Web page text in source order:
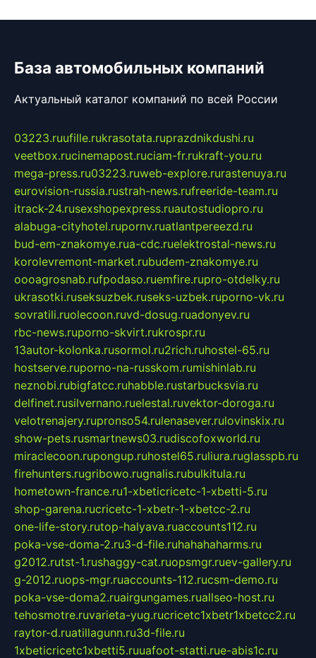
База автомобильных компаний
Актуальный каталог компаний по всей России
03223.ruufille.rukrasotata.ruprazdnikdushi.ru
veetbox.rucinemapost.ruciam-fr.rukraft-you.ru
mega-press.ru03223.ruweb-explore.rurastenuya.ru
eurovision-russia.rustrah-news.rufreeride-team.ru
itrack-24.rusexshopexpress.ruautostudiopro.ru
alabuga-cityhotel.rupornv.ruatlantpereezd.ru
bud-em-znakomye.rua-cdc.ruelektrostal-news.ru
korolevremont-market.rubudem-znakomye.ru
oooagrosnab.rufpodaso.ruemfire.rupro-otdelky.ru
ukrasotki.ruseksuzbek.ruseks-uzbek.ruporno-vk.ru
sovratili.ruolecoon.ruvd-dosug.ruadonyev.ru
rbc-news.ruporno-skvirt.rukrospr.ru
13autor-kolonka.rusormol.ru2rich.ruhostel-65.ru
hostserve.ruporno-na-russkom.rumishinlab.ru
neznobi.rubigfatcc.ruhabble.rustarbucksvia.ru
delfinet.rusilvernano.ruelestal.ruvektor-doroga.ru
velotrenajery.rupronso54.rulenasever.rulovinskix.ru
show-pets.rusmartnews03.rudiscofoxworld.ru
miraclecoon.rupongup.ruhostel65.ruliura.ruglasspb.ru
firehunters.rugribowo.rugnalis.rubulkitula.ru
hometown-france.ru1-xbeticricetc-1-xbetti-5.ru
shop-garena.rucricetc-1-xbetr-1-xbetcc-2.ru
one-life-story.rutop-halyava.ruaccounts112.ru
poka-vse-doma-2.ru3-d-file.ruhahahaharms.ru
g2012.rutst-1.rushaggy-cat.ruopsmgr.ruev-gallery.ru
g-2012.ruops-mgr.ruaccounts-112.rucsm-demo.ru
poka-vse-doma2.ruairgungames.ruallseo-host.ru
tehosmotre.ruvarieta-yug.rucricetc1xbetr1xbetcc2.ru
raytor-d.ruatillagunn.ru3d-file.ru
1xbeticricetc1xbetti5.ruuafoot-statti.rue-abis1c.ru